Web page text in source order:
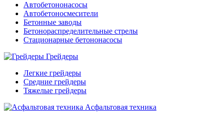
Автобетононасосы
Автобетоносмесители
Бетонные заводы
Бетонораспределительные стрелы
Стационарные бетононасосы
Грейдеры
Легкие грейдеры
Средние грейдеры
Тяжелые грейдеры
Асфальтовая техника